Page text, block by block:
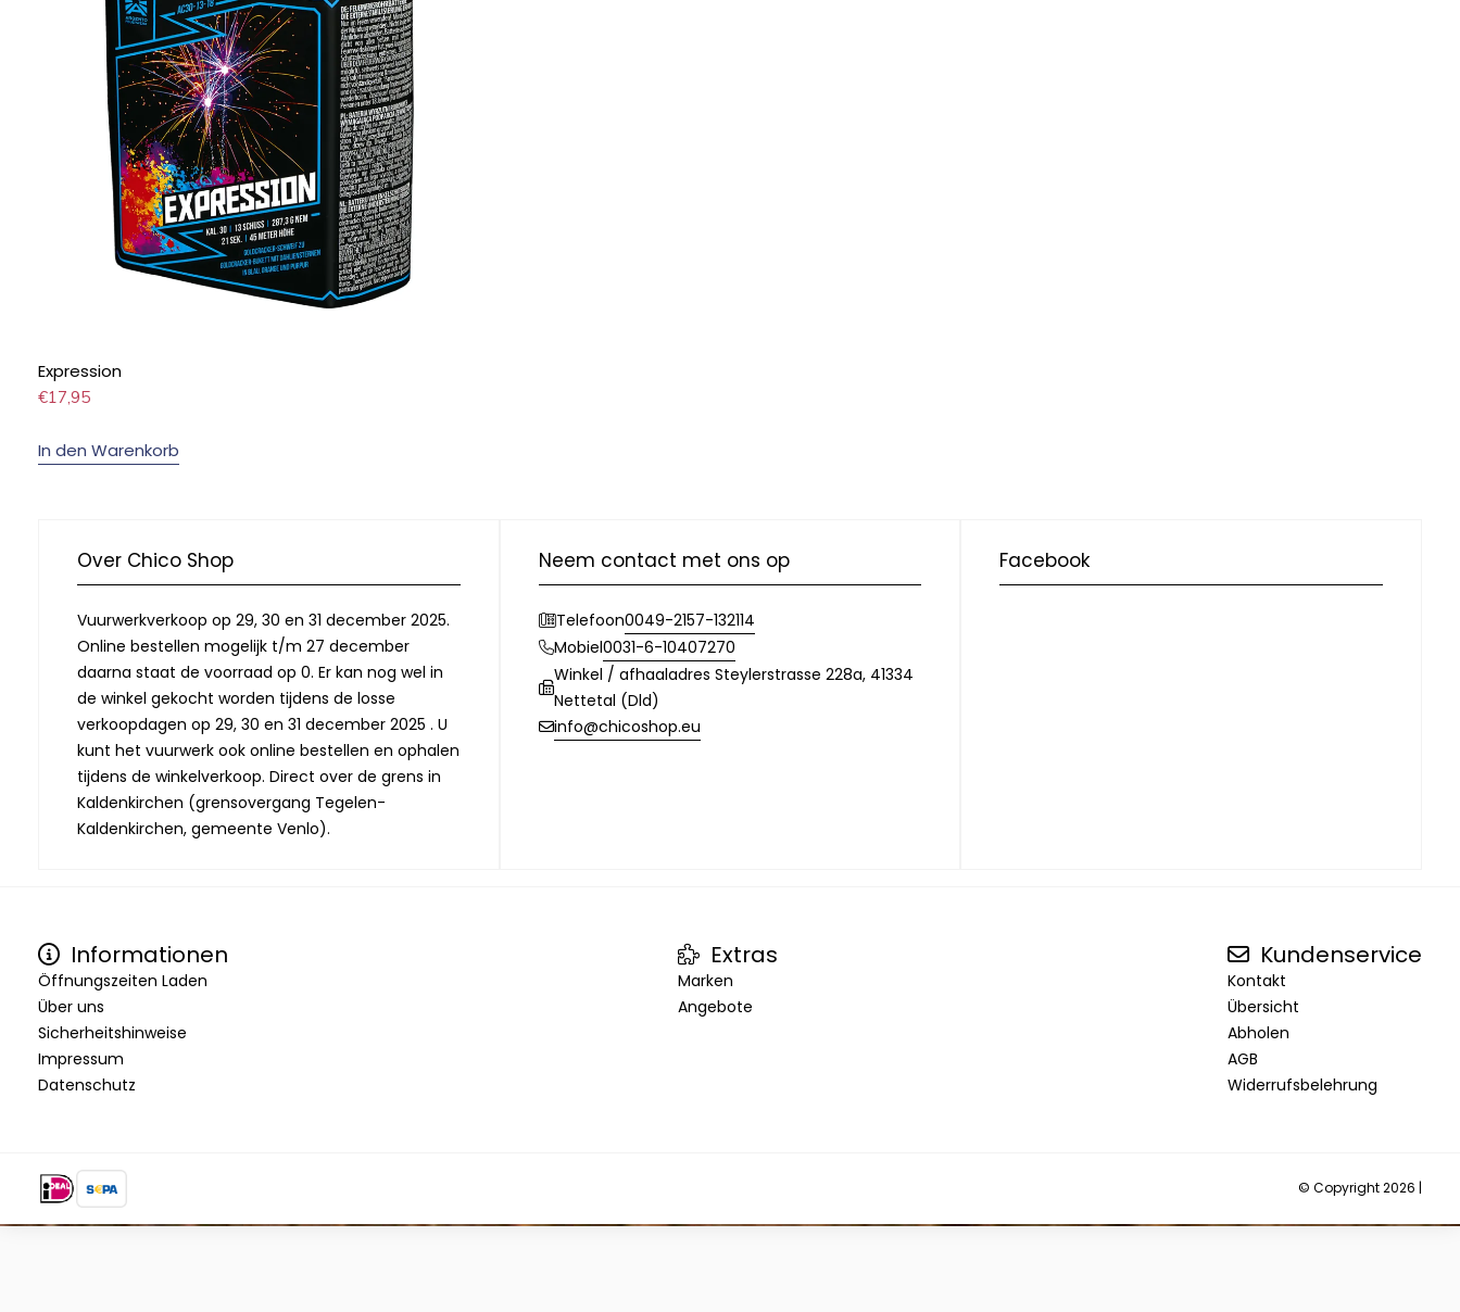
Expression
€17,95
In den Warenkorb
Over Chico Shop
Vuurwerkverkoop op 29, 30 en 31 december 2025.
Online bestellen mogelijk t/m 27 december
daarna staat de voorraad op 0. Er kan nog wel in
de winkel gekocht worden tijdens de losse
verkoopdagen op 29, 30 en 31 december 2025 . U
kunt het vuurwerk ook online bestellen en ophalen
tijdens de winkelverkoop. Direct over de grens in
Kaldenkirchen (grensovergang Tegelen-
Kaldenkirchen, gemeente Venlo).
Neem contact met ons op
Telefoon0049-2157-132114
Mobiel0031-6-10407270
Winkel / afhaaladres Steylerstrasse 228a, 41334
Nettetal (Dld)
info@chicoshop.eu
Facebook
Informationen
Öffnungszeiten Laden
Über uns
Sicherheitshinweise
Impressum
Datenschutz
Extras
Marken
Angebote
Kundenservice
Kontakt
Übersicht
Abholen
AGB
Widerrufsbelehrung
© Copyright 2026 |